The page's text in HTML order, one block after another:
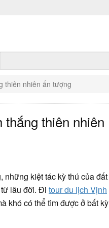
thiên nhiên ấn tượng
thiên nhiên
kiệt tác kỳ thú của đất
lâu đời. Đi tour du lịch Vịnh
khó có thể tìm được ở bất kỳ